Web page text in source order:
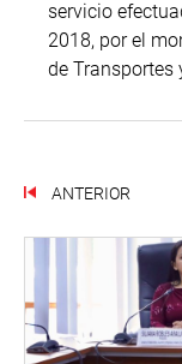
servicio
2018, por el
de Transportes
ANTERIOR